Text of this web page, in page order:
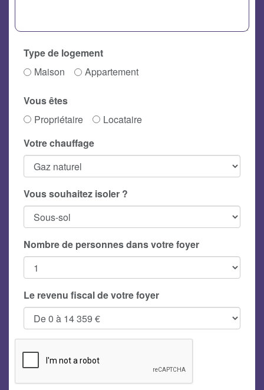
Type de logement
Maison
Appartement
Vous êtes
Propriétaire
Locataire
Votre chauffage
Vous souhaitez isoler ?
Nombre de personnes dans votre foyer
Le revenu fiscal de votre foyer